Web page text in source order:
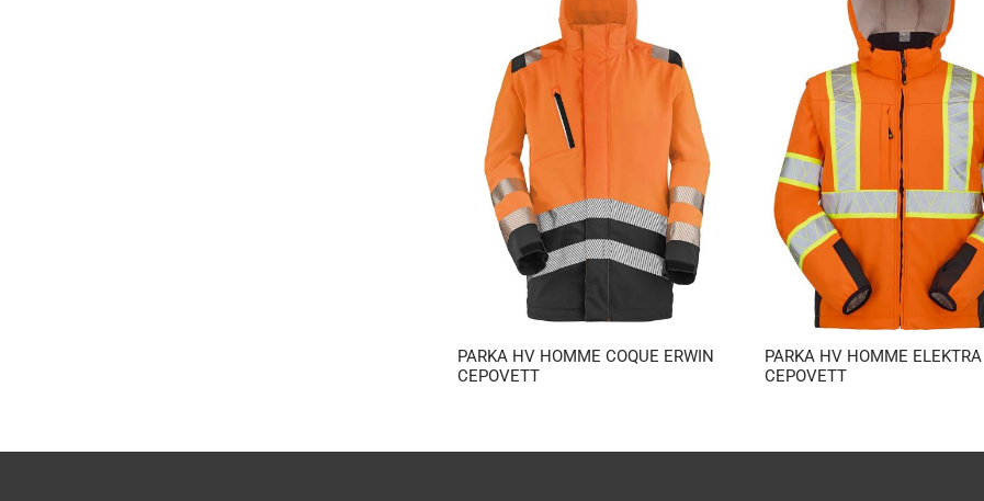
PARKA HV HOMME COQUE ERWIN
CEPOVETT
PARKA HV HOMME ELEKTRA
CEPOVETT